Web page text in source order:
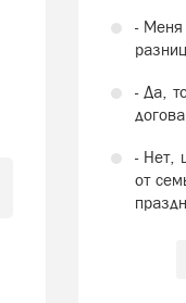
- Меня
- Да,
- Нет,
от